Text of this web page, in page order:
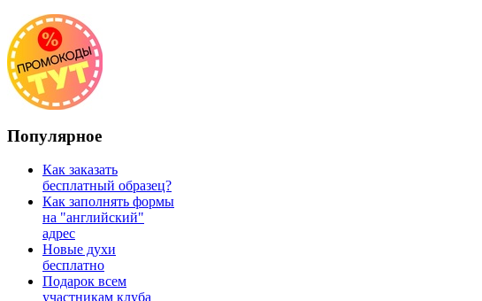
Популярное
Как заказать
бесплатный образец?
Как заполнять формы
на "английский"
адрес
Новые духи
бесплатно
Подарок всем
участникам клуба